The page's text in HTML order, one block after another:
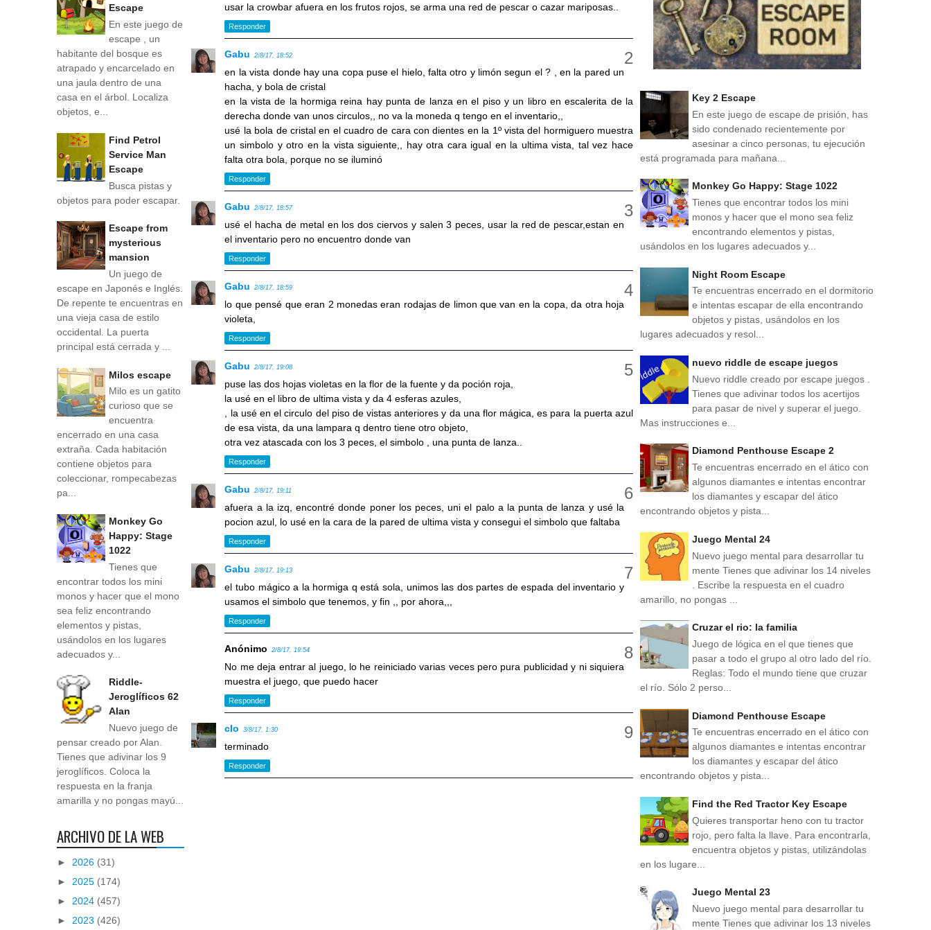
usar la crowbar afuera en los frutos rojos, se arma una red de pescar o cazar mariposas..
Responder
Gabu 2/8/17, 18:52
en la vista donde hay una copa puse el hielo, falta otro y limón segun el ? , en la pared un
hacha, y bola de cristal
en la vista de la hormiga reina hay punta de lanza en el piso y un libro en escalerita de la
derecha donde van unos circulos,, no va la moneda q tengo en el inventario,,
usé la bola de cristal en el cuadro de cara con dientes en la 1º vista del hormiguero muestra
un simbolo y otro en la vista siguiente,, hay otra cara igual en la ultima vista, tal vez hace
falta otra bola, porque no se iluminó
Responder
Gabu 2/8/17, 18:57
usé el hacha de metal en los dos ciervos y salen 3 peces, usar la red de pescar,estan en
el inventario pero no encuentro donde van
Responder
Gabu 2/8/17, 18:59
lo que pensé que eran 2 monedas eran rodajas de limon que van en la copa, da otra hoja
violeta,
Responder
Gabu 2/8/17, 19:08
puse las dos hojas violetas en la flor de la fuente y da poción roja,
la usé en el libro de ultima vista y da 4 esferas azules,
, la usé en el circulo del piso de vistas anteriores y da una flor mágica, es para la puerta azul
de esa vista, da una lampara q dentro tiene otro objeto,
otra vez atascada con los 3 peces, el simbolo , una punta de lanza..
Responder
Gabu 2/8/17, 19:11
afuera a la izq, encontré donde poner los peces, uni el palo a la punta de lanza y usé la
pocion azul, lo usé en la cara de la pared de ultima vista y consegui el simbolo que faltaba
Responder
Gabu 2/8/17, 19:13
el tubo mágico a la hormiga q está sola, unimos las dos partes de espada del inventario y
usamos el simbolo que tenemos, y fin ,, por ahora,,,
Responder
Anónimo 2/8/17, 19:54
No me deja entrar al juego, lo he reiniciado varias veces pero pura publicidad y ni siquiera
muestra el juego, que puedo hacer
Responder
clo 3/8/17, 1:30
terminado
Responder
Escape
En este juego de
escape , un
habitante del bosque es
atrapado y encarcelado en
una jaula dentro de una
casa en el árbol. Localiza
objetos, e...
Find Petrol
Service Man
Escape
Busca pistas y
objetos para poder escapar.
Escape from
mysterious
mansion
Un juego de
escape en Japonés e Inglés.
De repente te encuentras en
una vieja casa de estilo
occidental. La puerta
principal está cerrada y ...
Milos escape
Milo es un gatito
curioso que se
encuentra
encerrado en una casa
extraña. Cada habitación
contiene objetos para
coleccionar, rompecabezas
pa...
Monkey Go
Happy: Stage
1022
Tienes que
encontrar todos los mini
monos y hacer que el mono
sea feliz encontrando
elementos y pistas,
usándolos en los lugares
adecuados y...
Riddle-
Jeroglíficos 62
Alan
Nuevo juego de
pensar creado por Alan.
Tienes que adivinar los 9
jeroglíficos. Coloca la
respuesta en la franja
amarilla y no pongas mayú...
ARCHIVO DE LA WEB
► 2026 (31)
► 2025 (174)
► 2024 (457)
► 2023 (426)
Key 2 Escape
En este juego de escape de prisión, has
sido condenado recientemente por
asesinar a cinco personas, tu ejecución
está programada para mañana...
Monkey Go Happy: Stage 1022
Tienes que encontrar todos los mini
monos y hacer que el mono sea feliz
encontrando elementos y pistas,
usándolos en los lugares adecuados y...
Night Room Escape
Te encuentras encerrado en el dormitorio
e intentas escapar de ella encontrando
objetos y pistas, usándolos en los
lugares adecuados y resol...
nuevo riddle de escape juegos
Nuevo riddle creado por escape juegos .
Tienes que adivinar todos los acertijos
para pasar de nivel y superar el juego.
Mas instrucciones e...
Diamond Penthouse Escape 2
Te encuentras encerrado en el ático con
algunos diamantes e intentas encontrar
los diamantes y escapar del ático
encontrando objetos y pista...
Juego Mental 24
Nuevo juego mental para desarrollar tu
mente Tienes que adivinar los 14 niveles
. Escribe la respuesta en el cuadro
amarillo, no pongas ...
Cruzar el rio: la familia
Juego de lógica en el que tienes que
pasar a todo el grupo al otro lado del río.
Reglas: Todo el mundo tiene que cruzar
el río. Sólo 2 perso...
Diamond Penthouse Escape
Te encuentras encerrado en el ático con
algunos diamantes e intentas encontrar
los diamantes y escapar del ático
encontrando objetos y pista...
Find the Red Tractor Key Escape
Quieres transportar heno con tu tractor
rojo, pero falta la llave. Para encontrarla,
encuentra objetos y pistas, utilizándolas
en los lugare...
Juego Mental 23
Nuevo juego mental para desarrollar tu
mente Tienes que adivinar los 13 niveles